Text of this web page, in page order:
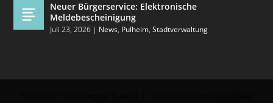
Neuer Bürgerservice: Elektronische
Meldebescheinigung
Juli 23, 2026 | News, Pulheim,Stadtverwaltung